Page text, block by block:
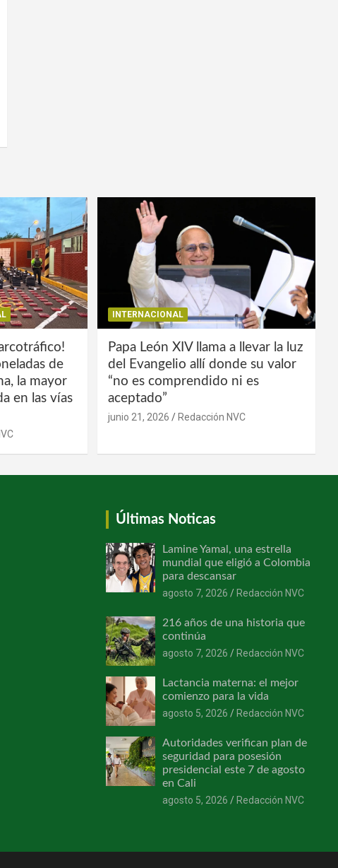
de
la mayor
en las vías
INTERNACIONAL
Papa León XIV llama a llevar la luz
del Evangelio allí donde su valor
“no es comprendido ni es
aceptado”
junio 21, 2026 Redacción NVC
Últimas Noticas
Lamine Yamal, una estrella
mundial que eligió a Colombia
para descansar
agosto 7, 2026
Redacción NVC
216 años de una historia que
continúa
agosto 7, 2026
Redacción NVC
Lactancia materna: el mejor
comienzo para la vida
agosto 5, 2026
Redacción NVC
Autoridades verifican plan de
seguridad para posesión
presidencial este 7 de agosto
en Cali
agosto 5, 2026
Redacción NVC